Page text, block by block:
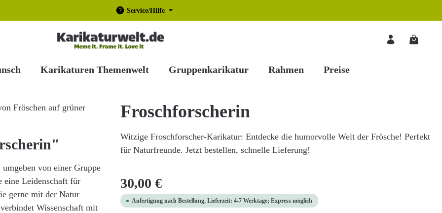
Service/Hilfe
Karikaturen Themenwelt Gruppenkarikatur Rahmen Preise
Froschforscherin
Witzige Froschforscher-Karikatur: Entdecke die humorvolle Welt der Frösche! Perfekt
für Naturfreunde. Jetzt bestellen, schnelle Lieferung!
Regulärer Preis:
30,00 €
Anfertigung nach Bestellung, Lieferzeit: 4-7 Werktage; Express möglich
von einer Gruppe
eine Leidenschaft für
gerne mit der Natur
Wissenschaft mit